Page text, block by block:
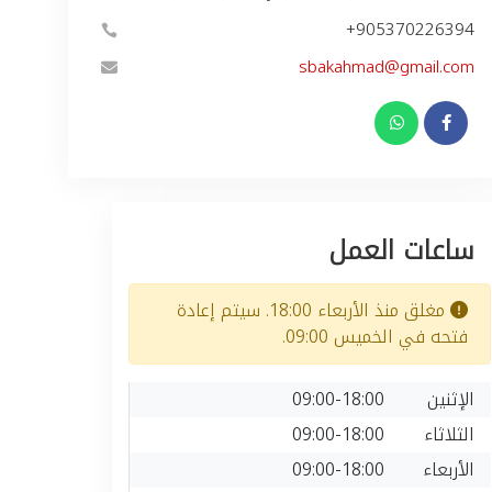
+905370226394
sbakahmad@gmail.com
ساعات العمل
مغلق منذ الأربعاء 18:00. سيتم إعادة
فتحه في الخميس 09:00.
الإثنين
09:00-18:00
الثلاثاء
09:00-18:00
الأربعاء
09:00-18:00